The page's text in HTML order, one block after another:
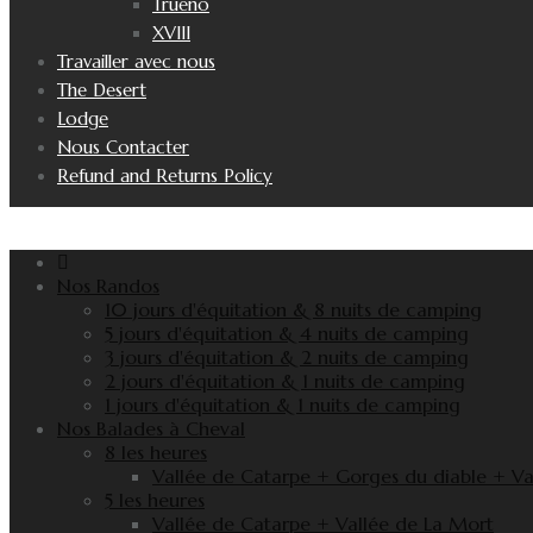
XVIII
Travailler avec nous
The Desert
Lodge
Nous Contacter
Refund and Returns Policy
Nos Randos
10 jours d'équitation & 8 nuits de camping
5 jours d'équitation & 4 nuits de camping
3 jours d'équitation & 2 nuits de camping
2 jours d'équitation & 1 nuits de camping
1 jours d'équitation & 1 nuits de camping
Nos Balades à Cheval
8 les heures
Vallée de Catarpe + Gorges du diable +
5 les heures
Vallée de Catarpe + Vallée de La Mort